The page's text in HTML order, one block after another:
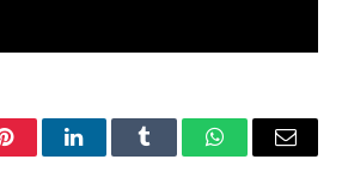
PinterestLinkedInTumblr WhatsAppEmail